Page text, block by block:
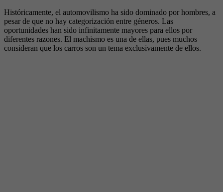
Históricamente, el automovilismo ha sido dominado por hombres, a
pesar de que no hay categorización entre géneros. Las
oportunidades han sido infinitamente mayores para ellos por
diferentes razones. El machismo es una de ellas, pues muchos
consideran que los carros son un tema exclusivamente de ellos.